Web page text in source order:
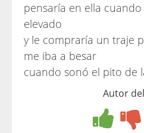
pensaría en ella
elevado
y le compraría un traje
me iba a besar
cuando sonó el pito de
Autor